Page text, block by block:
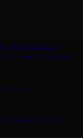
идею Новости
Снимается кино
идею
НМГ ДОК